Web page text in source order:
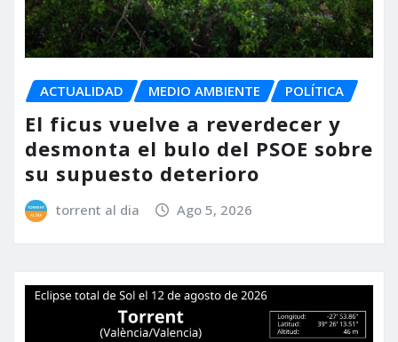
ACTUALIDAD MEDIO AMBIENTE POLÍTICA
El ficus vuelve a reverdecer y
desmonta el bulo del PSOE sobre
su supuesto deterioro
torrent al dia Ago 5, 2026